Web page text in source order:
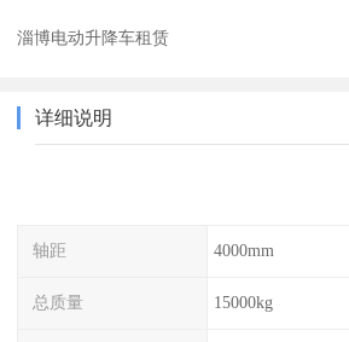
淄博电动升降车租赁
详细说明
轴距 4000mm
总质量 15000kg